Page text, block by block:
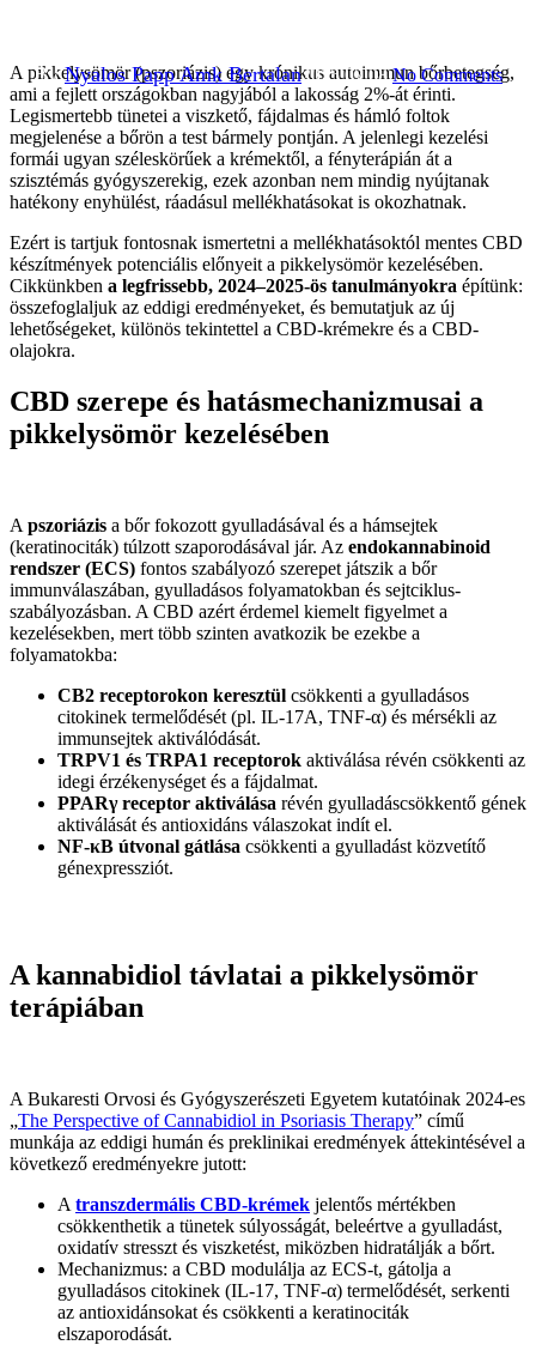
By Nyalos Papp Amk Bertalan2025.07.08.No Comments
A pikkelysömör (pszoriázis) egy krónikus autoimmun bőrbetegség,
ami a fejlett országokban nagyjából a lakosság 2%-át érinti.
Legismertebb tünetei a viszkető, fájdalmas és hámló foltok
megjelenése a bőrön a test bármely pontján. A jelenlegi kezelési
formái ugyan széleskörűek a krémektől, a fényterápián át a
szisztémás gyógyszerekig, ezek azonban nem mindig nyújtanak
hatékony enyhülést, ráadásul mellékhatásokat is okozhatnak.
Ezért is tartjuk fontosnak ismertetni a mellékhatásoktól mentes CBD
készítmények potenciális előnyeit a pikkelysömör kezelésében.
Cikkünkben a legfrissebb, 2024–2025-ös tanulmányokra építünk:
összefoglaljuk az eddigi eredményeket, és bemutatjuk az új
lehetőségeket, különös tekintettel a CBD-krémekre és a CBD-
olajokra.
CBD szerepe és hatásmechanizmusai a
pikkelysömör kezelésében
A pszoriázis a bőr fokozott gyulladásával és a hámsejtek
(keratinociták) túlzott szaporodásával jár. Az endokannabinoid
rendszer (ECS) fontos szabályozó szerepet játszik a bőr
immunválaszában, gyulladásos folyamatokban és sejtciklus-
szabályozásban. A CBD azért érdemel kiemelt figyelmet a
kezelésekben, mert több szinten avatkozik be ezekbe a
folyamatokba:
CB2 receptorokon keresztül csökkenti a gyulladásos
citokinek termelődését (pl. IL-17A, TNF-α) és mérsékli az
immunsejtek aktiválódását.
TRPV1 és TRPA1 receptorok aktiválása révén csökkenti az
idegi érzékenységet és a fájdalmat.
PPARγ receptor aktiválása révén gyulladáscsökkentő gének
aktiválását és antioxidáns válaszokat indít el.
NF-κB útvonal gátlása csökkenti a gyulladást közvetítő
génexpressziót.
A kannabidiol távlatai a pikkelysömör
terápiában
A Bukaresti Orvosi és Gyógyszerészeti Egyetem kutatóinak 2024-es
„The Perspective of Cannabidiol in Psoriasis Therapy” című
munkája az eddigi humán és preklinikai eredmények áttekintésével a
következő eredményekre jutott:
A transzdermális CBD-krémek jelentős mértékben
csökkenthetik a tünetek súlyosságát, beleértve a gyulladást,
oxidatív stresszt és viszketést, miközben hidratálják a bőrt.
Mechanizmus: a CBD modulálja az ECS-t, gátolja a
gyulladásos citokinek (IL‑17, TNF‑α) termelődését, serkenti
az antioxidánsokat és csökkenti a keratinociták
elszaporodását.